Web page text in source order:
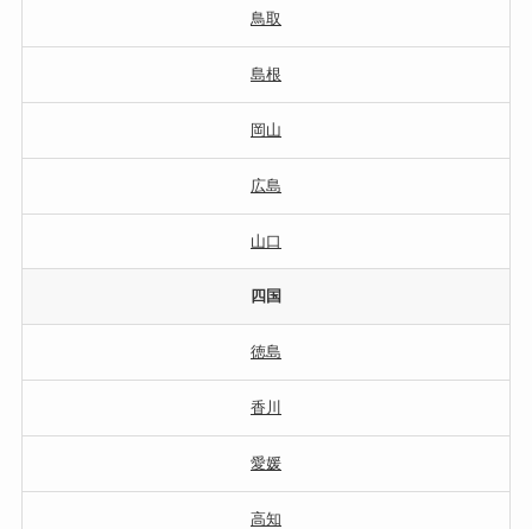
鳥取
島根
岡山
広島
山口
四国
徳島
香川
愛媛
高知